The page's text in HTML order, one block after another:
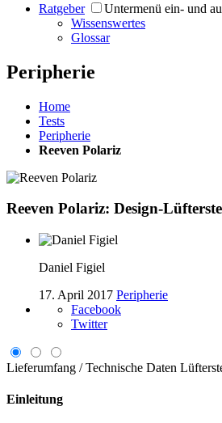
Ratgeber
Untermenü ein- und
Wissenswertes
Glossar
Peripherie
Home
Tests
Peripherie
Reeven Polariz
Reeven Polariz: Design-
Daniel Figiel
17. April 2017 Peripherie
Facebook
Twitter
Lieferumfang / Technische Daten
Einleitung